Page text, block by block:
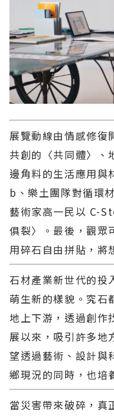
展覽動線由情感修復
共創的〈共同體〉、
邊角料的生活應用
b、樂土團隊對循環
藝術家高一民以 C-
俱裂〉。最後，觀眾
用碎石自由拼貼，將
石材產業新世代的投
萌生新的樣貌。究石
地上下游，透過創作
展以來，吸引許多地
望透過藝術、設計與
鄉現況的同時，也培
當災害帶來破碎，真